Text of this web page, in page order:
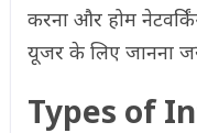
करना और होम
यूजर के लिए जानना
Types of